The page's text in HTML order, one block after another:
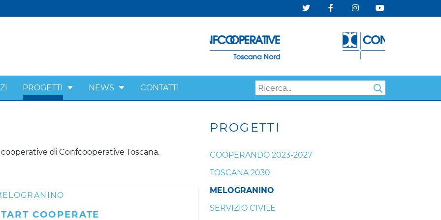
PROGETTI NEWS CONTATTI
di Confcooperative Toscana.
COOPERATE
PROGETTI
COOPERANDO 2023-2027
TOSCANA 2030
MELOGRANINO
SERVIZIO CIVILE